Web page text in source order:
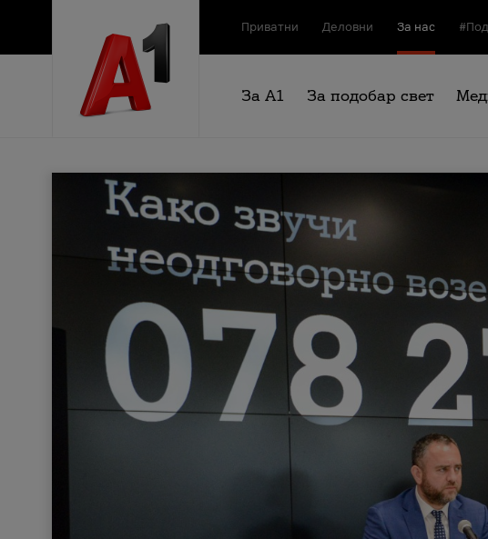
Приватни Деловни За нас
За А1 За подобар свет